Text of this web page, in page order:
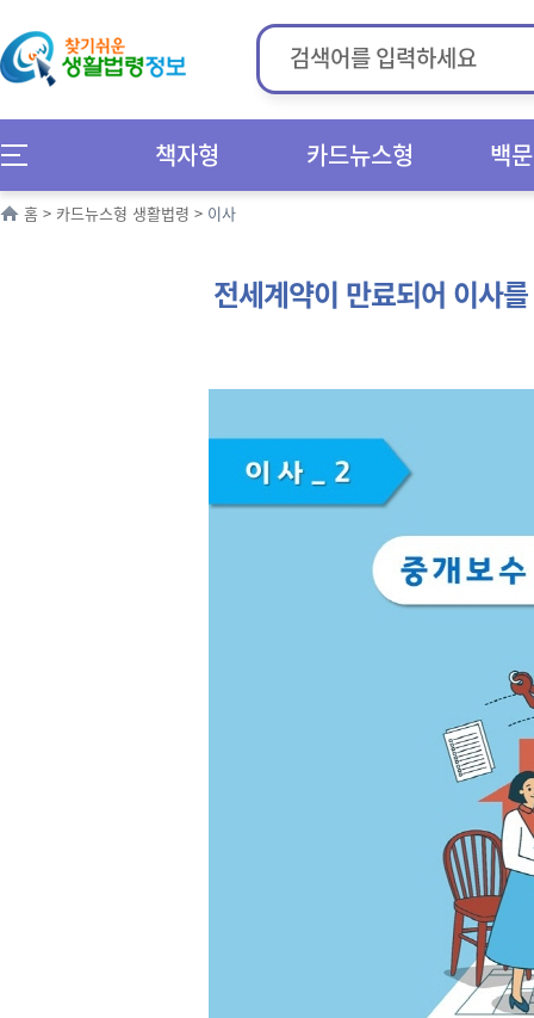
책자형 카드뉴스형 백
홈 > 카드뉴스형 생활법령 > 이사
전세계약이 만료되어 이사